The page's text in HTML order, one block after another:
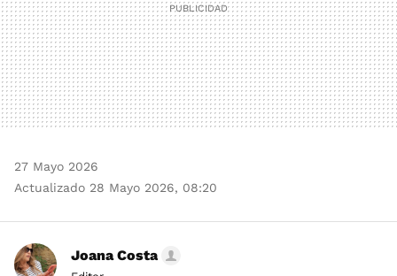
27 Mayo 2026
Actualizado 28 Mayo 2026, 08:20
Joana Costa